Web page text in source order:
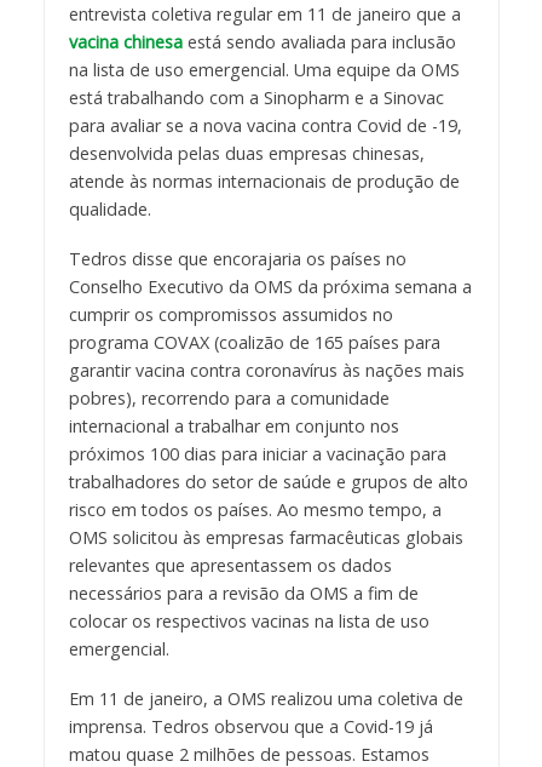
entrevista coletiva regular em 11 de janeiro que a
vacina chinesaestá sendo avaliada para inclusão
na lista de uso emergencial. Uma equipe da OMS
está trabalhando com a Sinopharm e a Sinovac
para avaliar se a nova vacina contra Covid de -19,
desenvolvida pelas duas empresas chinesas,
atende às normas internacionais de produção de
qualidade.
Tedros disse que encorajaria os países no
Conselho Executivo da OMS da próxima semana a
cumprir os compromissos assumidos no
programa COVAX (coalizão de 165 países para
garantir vacina contra coronavírus às nações mais
pobres), recorrendo para a comunidade
internacional a trabalhar em conjunto nos
próximos 100 dias para iniciar a vacinação para
trabalhadores do setor de saúde e grupos de alto
risco em todos os países. Ao mesmo tempo, a
OMS solicitou às empresas farmacêuticas globais
relevantes que apresentassem os dados
necessários para a revisão da OMS a fim de
colocar os respectivos vacinas na lista de uso
emergencial.
Em 11 de janeiro, a OMS realizou uma coletiva de
imprensa. Tedros observou que a Covid-19 já
matou quase 2 milhões de pessoas. Estamos